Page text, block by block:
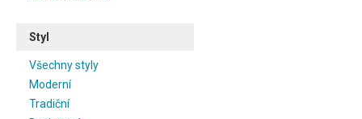
Styl
Všechny styly
Moderní
Tradiční